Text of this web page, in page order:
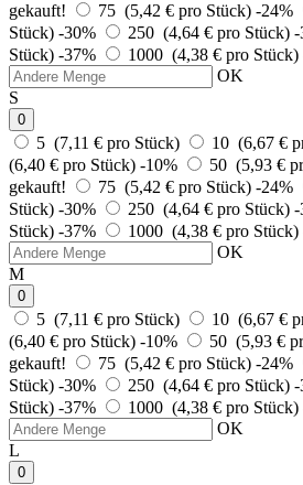
gekauft!
75 (5,42 € pro Stück) -24%
Stück) -30% 250 (4,64 € pro Stück) -
Stück) -37% 1000 (4,38 € pro Stück)
OK
S
0
5 (7,11 € pro Stück) 10 (6,67 €
(6,40 € pro Stück) -10% 50 (5,93 €
gekauft!
75 (5,42 € pro Stück) -24%
Stück) -30% 250 (4,64 € pro Stück) -
Stück) -37% 1000 (4,38 € pro Stück)
OK
M
0
5 (7,11 € pro Stück) 10 (6,67 €
(6,40 € pro Stück) -10% 50 (5,93 €
gekauft!
75 (5,42 € pro Stück) -24%
Stück) -30% 250 (4,64 € pro Stück) -
Stück) -37% 1000 (4,38 € pro Stück)
OK
L
0